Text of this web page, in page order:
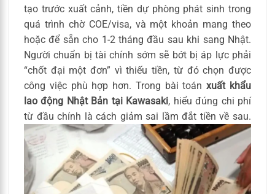
tạo trước xuất cảnh, tiền dự phòng phát sinh trong
quá trình chờ COE/visa, và một khoản mang theo
hoặc để sẵn cho 1-2 tháng đầu sau khi sang Nhật.
Người chuẩn bị tài chính sớm sẽ bớt bị áp lực phải
“chốt đại một đơn” vì thiếu tiền, từ đó chọn được
công việc phù hợp hơn. Trong bài toánxuất khẩu
lao động Nhật Bản tại Kawasaki, hiểu đúng chi phí
từ đầu chính là cách giảm sai lầm đắt tiền về sau.